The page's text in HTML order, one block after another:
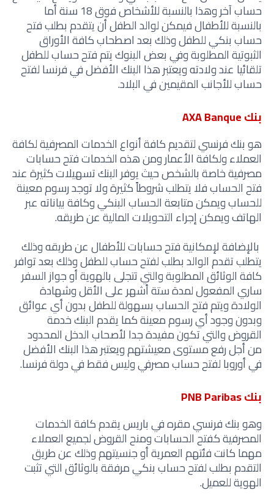
حساب آخر وهذا بالنسبة للأشخاص فوق 18 سنة أما
بالنسبة للأطفال فيمكن لوالد الطفل أن يتقدم بطلب فتح
حساب بنكي للطفل وذلك بعد اصطحاب كافة الأوراق
الثبوتية المطلوبة وفي بعض البنوك يتم فتح حساب للطفل
تلقائيا عند ولادته ويعتبر هذا البنك الأفضل في فرنسا لفتح
حساب للأجانب المقيمين في البلاد.
بنك AXA Banque
هو بنك فرنسي لتقديم كافة أنواع الخدمات المصرفية لكافة
العملاء ولكافة الأعمار ومن هذه الخدمات فتح حسابات
مصرفية خاصة بالشخص حيث يوفر البنك تسهيلات كثيرة عند
فتح الحساب فلا يتطلب شروطاً كثيرة ولا توجد رسوم معينة
للحساب ويمكن متابعة الحساب البنكي وكافة بياناته عبر
الهاتف ويمكن إجراء التحويلات المالية عن طريقه.
بالإضافة لإمكانية فتح حسابات للأطفال عن طريقه وذلك
يتطلب تقدم الوالد بطلب لفتح حساب للطفل وذلك بعد توافر
كافة الوثائق المطلوبة والتي تتجلى بالهوية أو جواز السفر
ساري المفعول لمدة ستة أشهر على الأقل وشهادة
الولادة ويتم فتح الحساب بسهولة للطفل بدون أي عوائق
وبدون وجود أي رسوم معينة كما يقدم البنك خدمة
القروض والتي تكون مفيدة جدا لأصحاب الدخل المحدود
من أجل رفع مستوى معيشتهم ويعتبر هذا البنك الأفضل
في أوروبا لفتح حساب مصرفي وليس فقط في دولة فرنسا.
بنك PNB Paribas
وهو بنك فرنسي مقره في باريس يقدم كافة الخدمات
المصرفية كفتح الحسابات ومنح القروض لجميع العملاء
مهما كانت فئتهم العمرية أو جنسيتهم وذلك عن طريق
التقدم بطلب لفتح حساب بنكي مرفقة بالوثائق التي تثبت
الهوية للعميل.